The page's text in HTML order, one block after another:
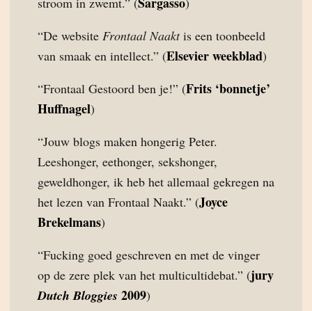
“De website Frontaal Naaktis een toonbeeld
van smaak en intellect.” (Elsevier weekblad)
“Frontaal Gestoord ben je!” (Frits ‘bonnetje’
Huffnagel)
“Jouw blogs maken hongerig Peter.
Leeshonger, eethonger, sekshonger,
geweldhonger, ik heb het allemaal gekregen na
het lezen van Frontaal Naakt.” (Joyce
Brekelmans)
“Fucking goed geschreven en met de vinger
op de zere plek van het multicultidebat.” (jury
Dutch Bloggies 2009)